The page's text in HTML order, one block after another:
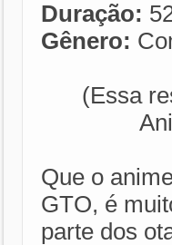
Duração:
Gênero:
(Essa
Que o
GTO, é
parte dos